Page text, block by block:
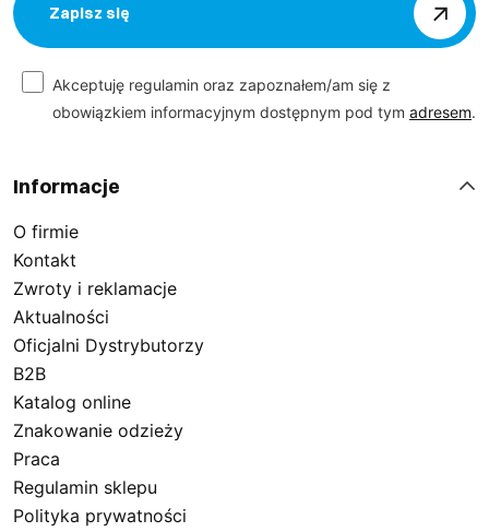
Zapisz się
Akceptuję regulamin oraz zapoznałem/am się z
obowiązkiem informacyjnym dostępnym pod tym adresem.
Informacje
O firmie
Kontakt
Zwroty i reklamacje
Aktualności
Oficjalni Dystrybutorzy
B2B
Katalog online
Znakowanie odzieży
Praca
Regulamin sklepu
Polityka prywatności